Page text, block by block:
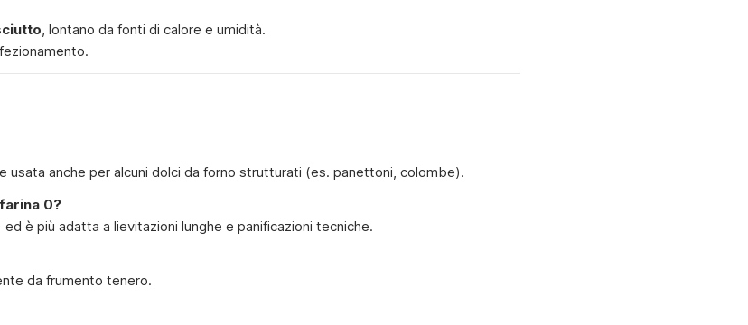
, lontano da fonti di calore e umidità.
usata anche per alcuni dolci da forno strutturati (es. panettoni, colombe).
0?
è più adatta a lievitazioni lunghe e panificazioni tecniche.
da frumento tenero.